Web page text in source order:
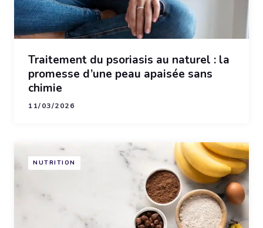
Traitement du psoriasis au naturel : la
promesse d’une peau apaisée sans
chimie
11/03/2026
NUTRITION